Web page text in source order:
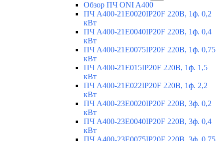
Обзор ПЧ ONI A400
ПЧ A400-21E0020IP20F 220В, 1ф. 0,2
кВт
ПЧ A400-21E0040IP20F 220В, 1ф. 0,4
кВт
ПЧ A400-21E0075IP20F 220В, 1ф. 0,75
кВт
ПЧ A400-21E015IP20F 220В, 1ф. 1,5
кВт
ПЧ A400-21E022IP20F 220В, 1ф. 2,2
кВт
ПЧ A400-23E0020IP20F 220В, 3ф. 0,2
кВт
ПЧ A400-23E0040IP20F 220В, 3ф. 0,4
кВт